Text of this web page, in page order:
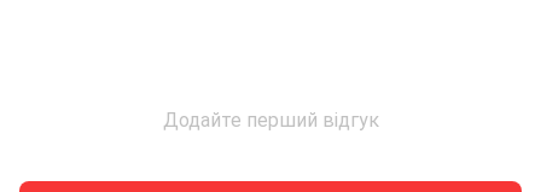
Додайте перший відгук